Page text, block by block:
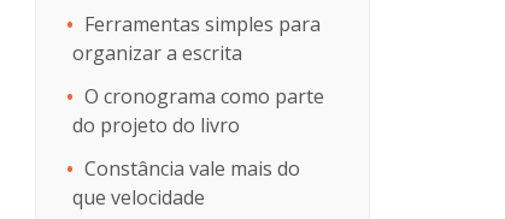
Ferramentas simples para
organizar a escrita
O cronograma como parte
do projeto do livro
Constância vale mais do
que velocidade